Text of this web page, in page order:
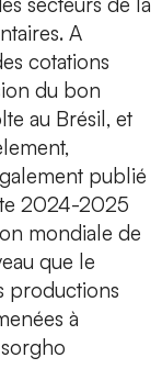
A
cotations
du bon
au Brésil, et
publié
2024-2025
mondiale de
que le
productions
à